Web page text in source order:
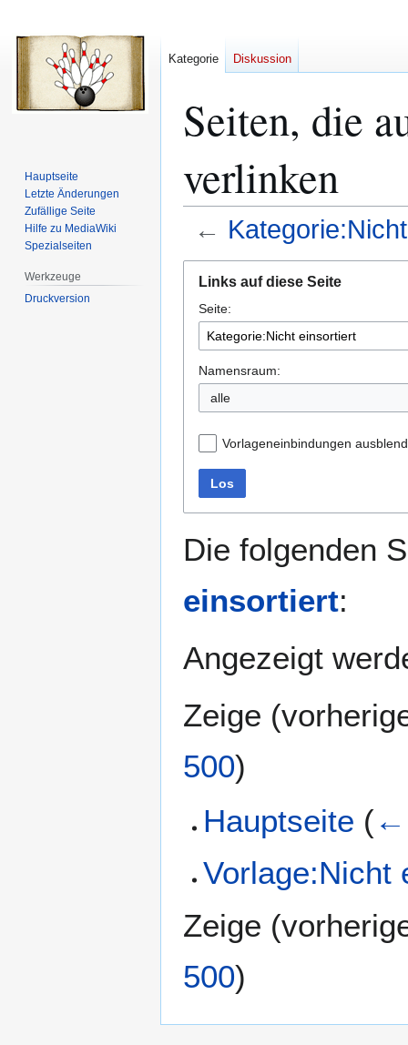
Seiten, die
verlinken
←
Navigation
springen
Suche
springen
Links auf diese Seite
Seite:
Namensraum:
alle
Vorlageneinbindungen
Los
Die folgenden
einsortiert:
Angezeigt
Zeige (
500)
Hauptseite (←
Vorlage:Nicht
Zeige (
500)
Kategorie Diskussion
Hauptseite
Letzte Änderungen
Zufällige Seite
Hilfe zu MediaWiki
Spezialseiten
Werkzeuge
Druckversion